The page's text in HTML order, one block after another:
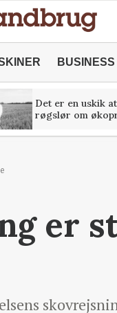
BUSINESS
Det er en uskik
røgslør om
er